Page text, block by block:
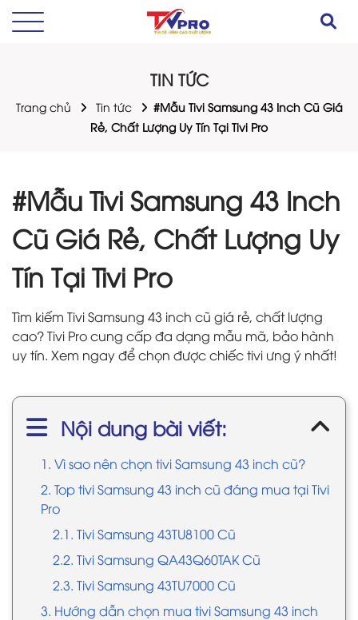
TIN TỨC
Trang chủ Tin tức
#Mẫu Tivi Samsung 43 Inch Cũ Giá
Rẻ, Chất Lượng Uy Tín Tại Tivi Pro
#Mẫu Tivi Samsung 43 Inch
Cũ Giá Rẻ, Chất Lượng Uy
Tín Tại Tivi Pro
Tìm kiếm Tivi Samsung 43 inch cũ giá rẻ, chất lượng
cao? Tivi Pro cung cấp đa dạng mẫu mã, bảo hành
uy tín. Xem ngay để chọn được chiếc tivi ưng ý nhất!
Nội dung bài viết:
1. Vì sao nên chọn tivi Samsung 43 inch cũ?
2. Top tivi Samsung 43 inch cũ đáng mua tại Tivi
Pro
2.1. Tivi Samsung 43TU8100 Cũ
2.2. Tivi Samsung QA43Q60TAK Cũ
2.3. Tivi Samsung 43TU7000 Cũ
3. Hướng dẫn chọn mua tivi Samsung 43 inch